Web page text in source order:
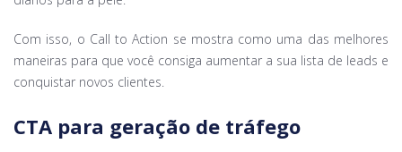
Com isso, o Call to Action se mostra como uma das melhores
maneiras para que você consiga aumentar a sua lista de leads e
conquistar novos clientes.
CTA para geração de tráfego